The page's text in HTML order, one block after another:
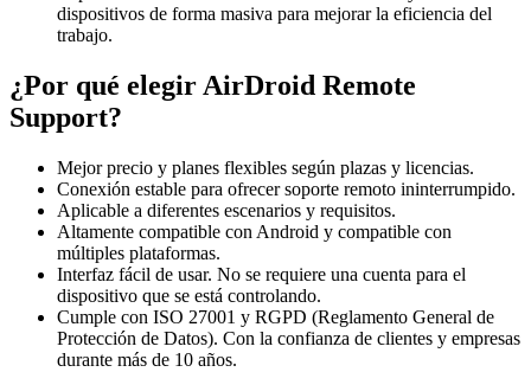
dispositivos de forma masiva para mejorar la eficiencia del
trabajo.
¿Por qué elegir AirDroid Remote
Support?
Mejor precio y planes flexibles según plazas y licencias.
Conexión estable para ofrecer soporte remoto ininterrumpido.
Aplicable a diferentes escenarios y requisitos.
Altamente compatible con Android y compatible con
múltiples plataformas.
Interfaz fácil de usar. No se requiere una cuenta para el
dispositivo que se está controlando.
Cumple con ISO 27001 y RGPD (Reglamento General de
Protección de Datos). Con la confianza de clientes y empresas
durante más de 10 años.